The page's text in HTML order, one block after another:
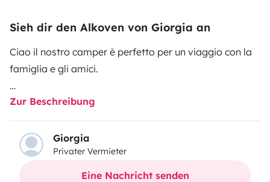
Sieh dir den Alkoven von Giorgia an
Ciao il nostro camper è perfetto per un viaggio con la
famiglia e gli amici.
➡️È dotato di pannelli solari e batteria servizi nuova
con inverter fino a 4000 watt, che ti permettono di fare
anche soste in libera in totale autonomia.
➡️Nella canina guidatore è presente l’aria condizionata.
Zur Beschreibung
Giorgia
Privater Vermieter
Eine Nachricht senden